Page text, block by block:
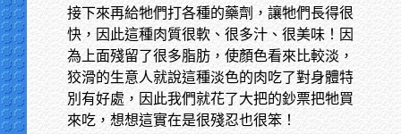
接下來再給牠們打各種的藥劑，讓牠們長得很
快，因此這種肉質很軟、很多汁、很美味！因
為上面殘留了很多脂肪，使顏色看來比較淡，
狡滑的生意人就說這種淡色的肉吃了對身體特
別有好處，因此我們就花了大把的鈔票把牠買
來吃，想想這實在是很殘忍也很笨！